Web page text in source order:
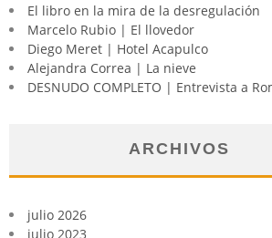
El libro en la mira de la desregulación
Marcelo Rubio | El llovedor
Diego Meret | Hotel Acapulco
Alejandra Correa | La nieve
DESNUDO COMPLETO | Entrevista a
ARCHIVOS
julio 2026
julio 2023